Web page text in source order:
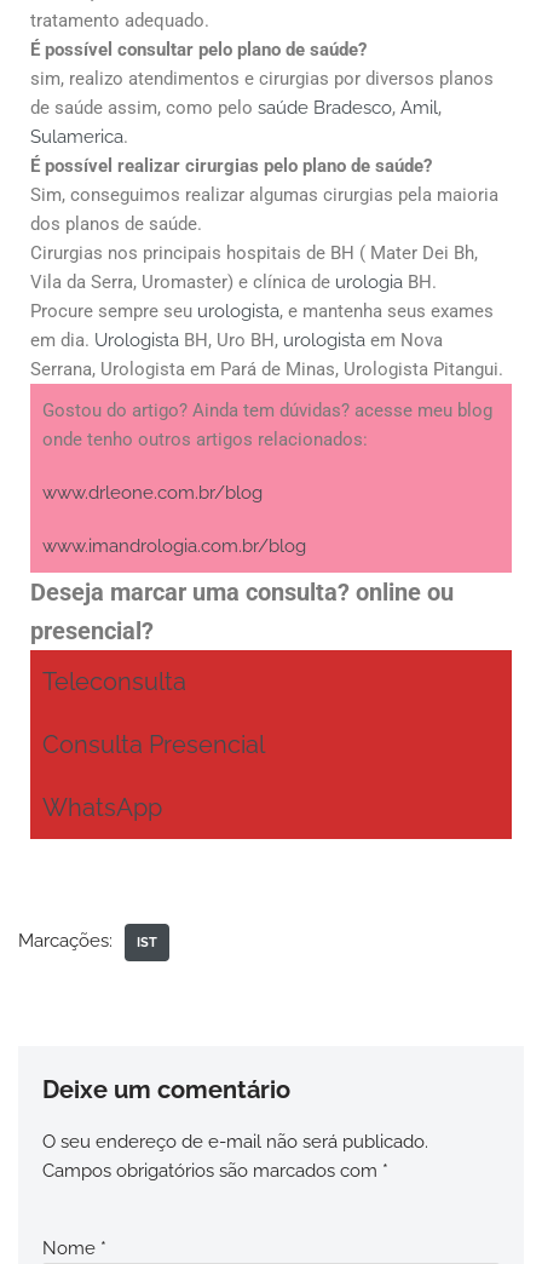
tratamento adequado.
É possível consultar pelo plano de saúde?
sim, realizo atendimentos e cirurgias por diversos planos
de saúde assim, como pelo saúde Bradesco, Amil,
Sulamerica.
É possível realizar cirurgias pelo plano de saúde?
Sim, conseguimos realizar algumas cirurgias pela maioria
dos planos de saúde.
Cirurgias nos principais hospitais de BH ( Mater Dei Bh,
Vila da Serra, Uromaster) e clínica de urologia BH.
Procure sempre seu urologista, e mantenha seus exames
em dia. Urologista BH, Uro BH, urologista em Nova
Serrana, Urologista em Pará de Minas, Urologista Pitangui.
Gostou do artigo? Ainda tem dúvidas? acesse meu blog
onde tenho outros artigos relacionados:
www.drleone.com.br/blog
www.imandrologia.com.br/blog
Deseja marcar uma consulta? online ou
presencial?
Teleconsulta
Consulta Presencial
WhatsApp
Marcações: IST
Deixe um comentário
O seu endereço de e-mail não será publicado.
Campos obrigatórios são marcados com *
Nome *